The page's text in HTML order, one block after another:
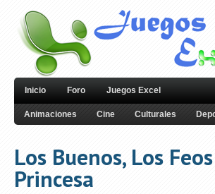
Inicio Foro Juegos Excel
Animaciones Cine Culturales
Los Buenos, Los
Princesa